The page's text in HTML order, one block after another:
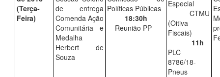
(Terça-
Feira)
de entrega
Comenda Ação
Comunitária e
Medalha
Herbert de
Souza
Políticas Públicas
18:30h
Reunião PP
Especial
CTMU
(Oitiva
Fiscais)
11h
PLC
8786/18-
Pneus